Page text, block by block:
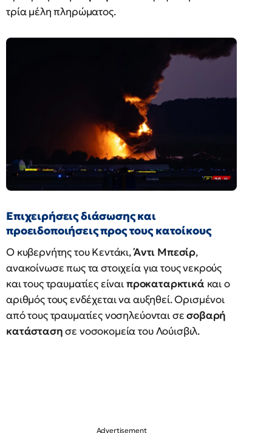
τρία μέλη πληρώματος.
Επιχειρήσεις διάσωσης και
προειδοποιήσεις προς τους κατοίκους
Ο κυβερνήτης του Κεντάκι,Άντι Μπεσίρ,
ανακοίνωσε πως τα στοιχεία για τους νεκρούς
και τους τραυματίες είναιπροκαταρκτικά και ο
αριθμός τους ενδέχεται να αυξηθεί. Ορισμένοι
από τους τραυματίες νοσηλεύονται σεσοβαρή
κατάστασησε νοσοκομεία του Λούισβιλ.